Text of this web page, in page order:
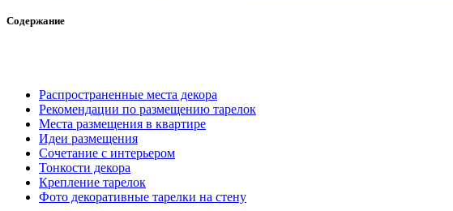
Содержание
Распространенные места декора
Рекомендации по размещению тарелок
Места размещения в квартире
Идеи размещения
Сочетание с интерьером
Тонкости декора
Крепление тарелок
Фото декоративные тарелки на стену